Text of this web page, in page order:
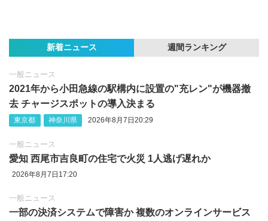
新着ニュース 週間ランキング
一般ニュース
2021年から小田急線の駅構内に設置の"充レン"が機器撤
去 チャージスポットの導入決まる
東京都 神奈川県 2026年8月7日20:29
一般ニュース
愛知 西尾市吉良町の住宅で火災 1人逃げ遅れか
2026年8月7日17:20
一般ニュース
一部の決済システムで障害か 複数のオンラインサービス